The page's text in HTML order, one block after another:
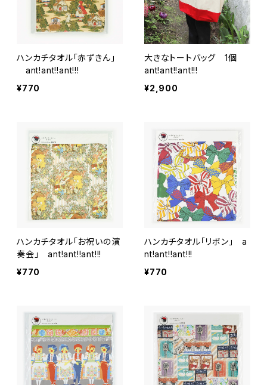
ハンカチタオル「赤ずきん」
ant!ant!!ant!!!
¥770
大きなトートバッグ 1個
ant!ant!!ant!!!
¥2,900
ハンカチタオル「お祝いの演
奏会」 ant!ant!!ant!!!
¥770
ハンカチタオル「リボン」 a
nt!ant!!ant!!!
¥770